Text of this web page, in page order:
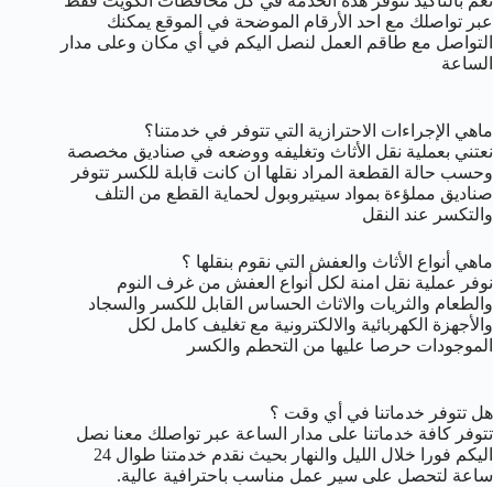
عبر تواصلك مع احد الأرقام الموضحة في الموقع يمكنك
التواصل مع طاقم العمل لنصل اليكم في أي مكان وعلى مدار
الساعة
ماهي الإجراءات الاحترازية التي تتوفر في خدمتنا؟
نعتني بعملية نقل الأثاث وتغليفه ووضعه في صناديق مخصصة
وحسب حالة القطعة المراد نقلها ان كانت قابلة للكسر تتوفر
صناديق مملؤءة بمواد سيتيروبول لحماية القطع من التلف
والتكسر عند النقل
ماهي أنواع الأثاث والعفش التي نقوم بنقلها ؟
نوفر عملية نقل امنة لكل أنواع العفش من غرف النوم
والطعام والثريات والاثاث الحساس القابل للكسر والسجاد
والأجهزة الكهربائية والالكترونية مع تغليف كامل لكل
الموجودات حرصا عليها من التحطم والكسر
هل تتوفر خدماتنا في أي وقت ؟
تتوفر كافة خدماتنا على مدار الساعة عبر تواصلك معنا نصل
اليكم فورا خلال الليل والنهار بحيث نقدم خدمتنا طوال 24
ساعة لتحصل على سير عمل مناسب باحترافية عالية.